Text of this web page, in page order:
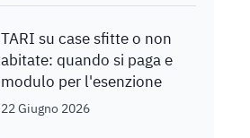
TARI su case sfitte o non
abitate: quando si paga e
modulo per l'esenzione
22 Giugno 2026